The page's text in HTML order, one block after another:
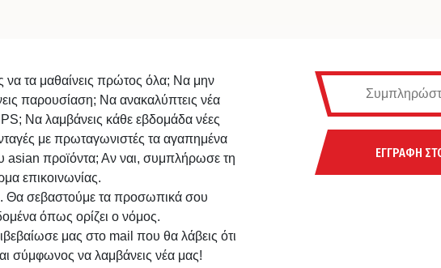
να τα μαθαίνεις πρώτος όλα; Να μην
παρουσίαση; Να ανακαλύπτεις νέα
Να λαμβάνεις κάθε εβδομάδα νέες
με πρωταγωνιστές τα αγαπημένα
asian προϊόντα; Αν ναι, συμπλήρωσε τη
επικοινωνίας.
Θα σεβαστούμε τα προσωπικά σου
όπως ορίζει ο νόμος.
μας στο mail που θα λάβεις ότι
σύμφωνος να λαμβάνεις νέα μας!
ΕΓΓΡΑΦΗ